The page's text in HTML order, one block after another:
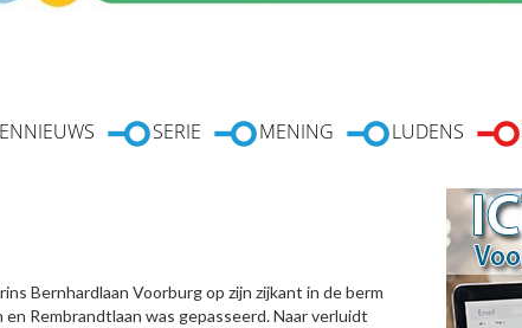
SERIE MENING LUDENS
Bernhardlaan Voorburg op zijn zijkant in de berm
Rembrandtlaan was gepasseerd. Naar verluidt